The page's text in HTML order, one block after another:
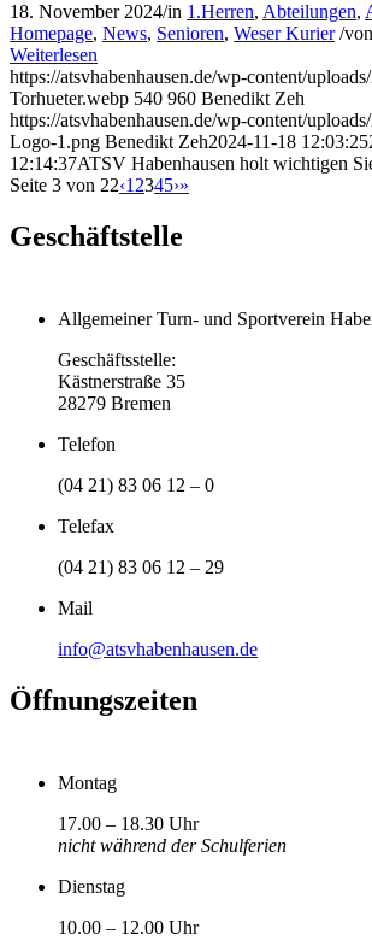
18. November 2024/in 1.Herren, Abteilungen,
Homepage, News, Senioren, Weser Kurier /von
Weiterlesen
https://atsvhabenhausen.de/wp-content/
Torhueter.webp 540 960 Benedikt Zeh
https://atsvhabenhausen.de/wp-content/
Logo-1.png Benedikt Zeh2024-11-18 12:03:25
12:14:37ATSV Habenhausen holt wichtigen
Seite 3 von 22‹1 2345›»
Geschäftstelle
Allgemeiner Turn- und Sportverein
Geschäftsstelle:
Kästnerstraße 35
28279 Bremen
Telefon
(04 21) 83 06 12 – 0
Telefax
(04 21) 83 06 12 – 29
Mail
info@atsvhabenhausen.de
Öffnungszeiten
Montag
17.00 – 18.30 Uhr
nicht während der Schulferien
Dienstag
10.00 – 12.00 Uhr